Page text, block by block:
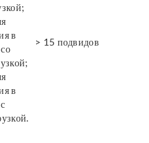
в
в
> 15 подвидов